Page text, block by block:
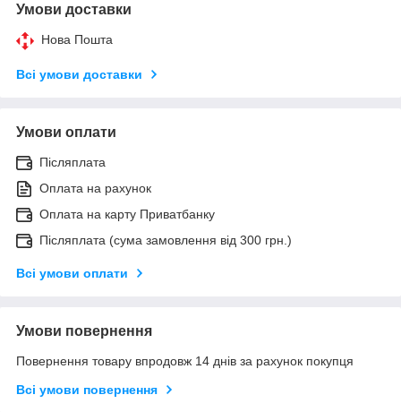
Умови доставки
Нова Пошта
Всі умови доставки
Умови оплати
Післяплата
Оплата на рахунок
Оплата на карту Приватбанку
Післяплата (сума замовлення від 300 грн.)
Всі умови оплати
Умови повернення
Повернення товару впродовж 14 днів за рахунок покупця
Всі умови повернення